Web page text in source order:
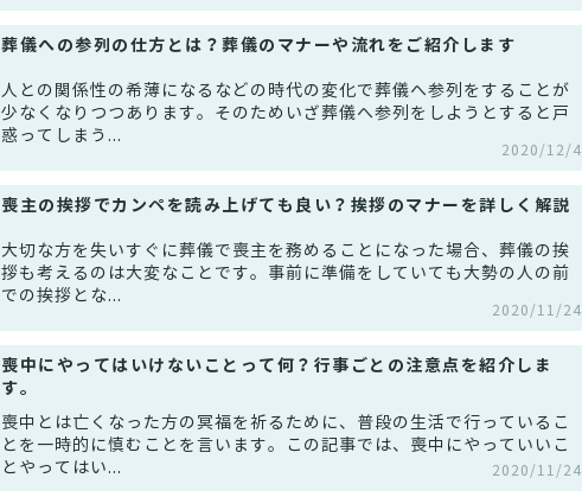
葬儀への参列の仕方とは？葬儀のマナーや流れをご紹介します
人との関係性の希薄になるなどの時代の変化で葬儀へ参列をすることが
少なくなりつつあります。そのためいざ葬儀へ参列をしようとすると戸
惑ってしまう...
2020/12/4
喪主の挨拶でカンペを読み上げても良い？挨拶のマナーを詳しく解説
大切な方を失いすぐに葬儀で喪主を務めることになった場合、葬儀の挨
拶も考えるのは大変なことです。事前に準備をしていても大勢の人の前
での挨拶とな...
2020/11/24
喪中にやってはいけないことって何？行事ごとの注意点を紹介しま
す。
喪中とは亡くなった方の冥福を祈るために、普段の生活で行っているこ
とを一時的に慎むことを言います。この記事では、喪中にやっていいこ
とやってはい...
2020/11/24